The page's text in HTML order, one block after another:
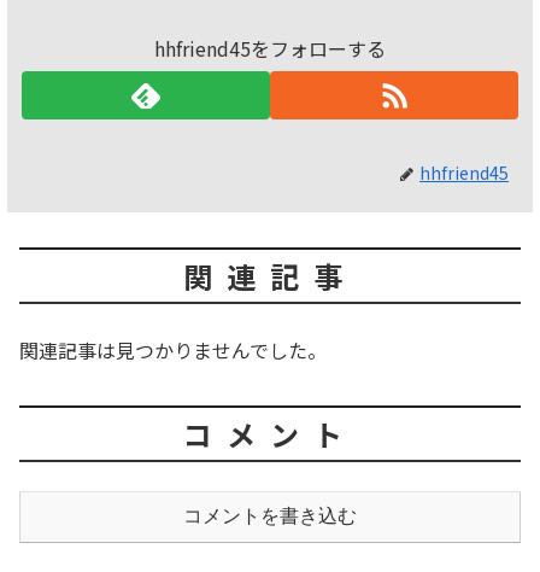
hhfriend45をフォローする
hhfriend45
関連記事
関連記事は見つかりませんでした。
コメント
コメントを書き込む